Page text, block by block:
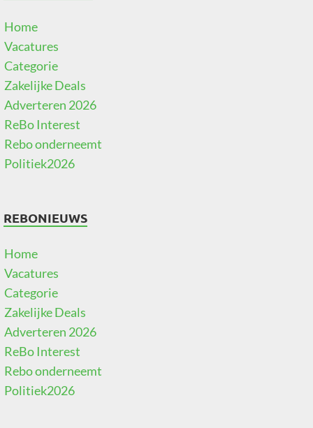
Home
Vacatures
Categorie
Zakelijke Deals
Adverteren 2026
ReBo Interest
Rebo onderneemt
Politiek2026
REBONIEUWS
Home
Vacatures
Categorie
Zakelijke Deals
Adverteren 2026
ReBo Interest
Rebo onderneemt
Politiek2026